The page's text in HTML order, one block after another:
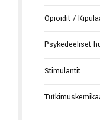
Opioidit /
Psykedeeliset
Stimulantit